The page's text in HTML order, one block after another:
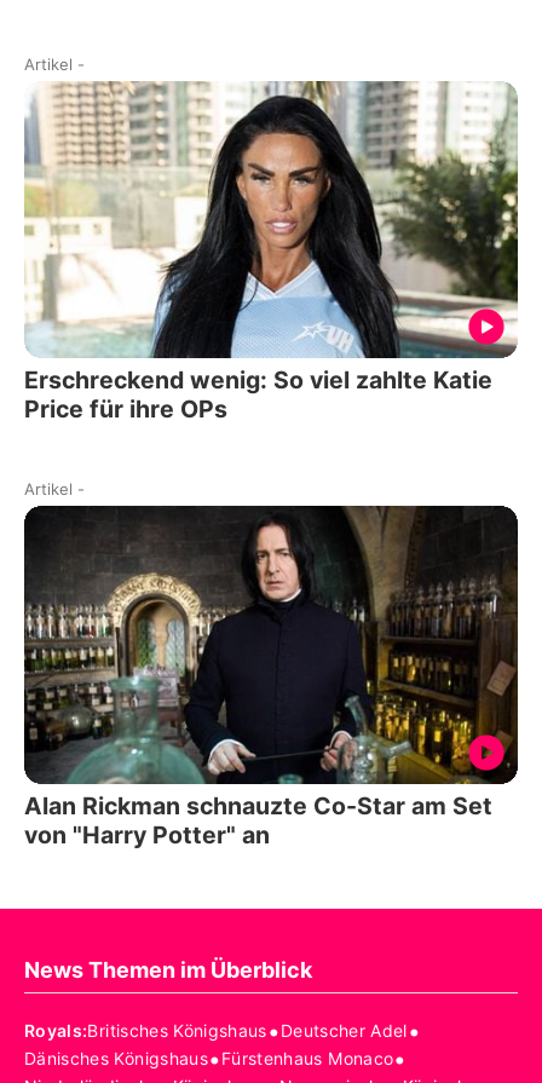
Artikel -
Erschreckend wenig: So viel zahlte Katie
Price für ihre OPs
Artikel -
Alan Rickman schnauzte Co-Star am Set
von "Harry Potter" an
News Themen im Überblick
Royals:Britisches Königshaus•Deutscher Adel•
Dänisches Königshaus•Fürstenhaus Monaco•